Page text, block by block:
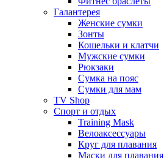
Галантерея
Женские сумки
Зонты
Кошельки и клатчи
Мужские сумки
Рюкзаки
Сумка на пояс
Сумки для мам
TV Shop
Спорт и отдых
Training Mask
Велоаксессуары
Круг для плавания
Маски для плавания